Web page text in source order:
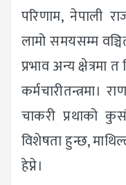
परिणाम, नेपाली
लामो समयसम्म
प्रभाव अन्य क्षेत्रमा
कर्मचारीतन्त्रमा।
चाकरी प्रथाको
विशेषता हुन्छ,
हेप्ने।